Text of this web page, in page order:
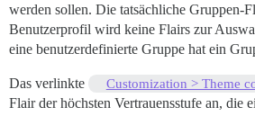
werden sollen. Die tatsächliche Gruppen-
Benutzerprofil wird keine Flairs zur
eine benutzerdefinierte Gruppe hat ein
Das verlinkte Customization > Theme
Flair der höchsten Vertrauensstufe an, die